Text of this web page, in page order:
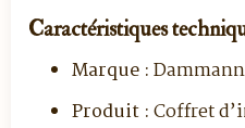
Caractéristiques
Marque :
Produit :Coffret